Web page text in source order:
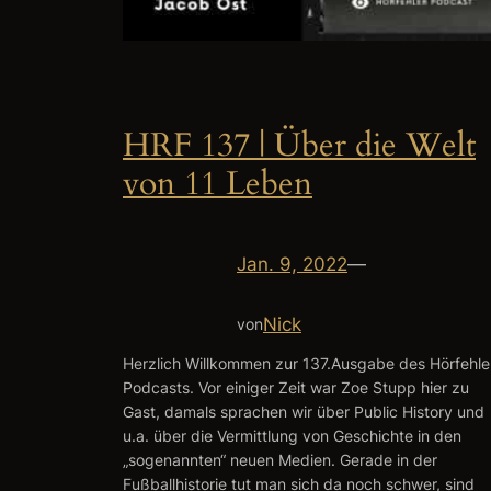
HRF 137 | Über die Welt
von 11 Leben
Jan. 9, 2022—
vonNick
Herzlich Willkommen zur 137.Ausgabe des
Podcasts. Vor einiger Zeit war Zoe Stupp hier zu
Gast, damals sprachen wir über Public History und
u.a. über die Vermittlung von Geschichte in den
„sogenannten“ neuen Medien. Gerade in der
Fußballhistorie tut man sich da noch schwer, sind